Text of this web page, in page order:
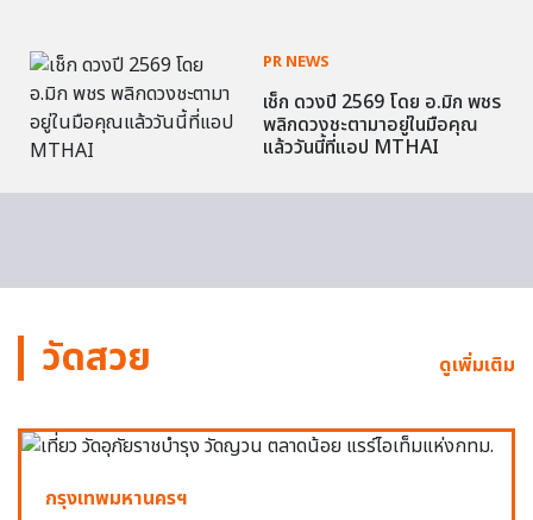
PR NEWS
เช็ก ดวงปี 2569 โดย อ.มิก พชร
พลิกดวงชะตามาอยู่ในมือคุณ
แล้ววันนี้ที่แอป MTHAI
วัดสวย ดูเพิ่มเติม
กรุงเทพมหานครฯ